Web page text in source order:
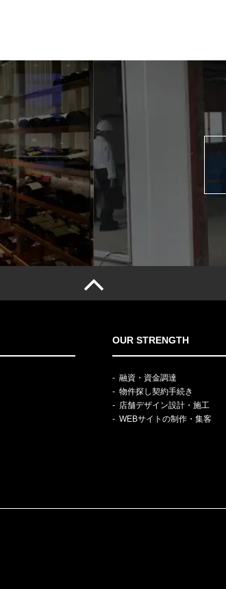
OUR STRENGTH
融資・資金調達
物件探し契約手続き
店舗デザイン設計・施工
WEBサイトの制作・集客